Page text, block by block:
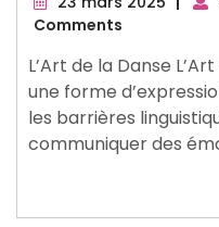
Comments
L’Art de la Danse
une forme
les barrières
communiquer des